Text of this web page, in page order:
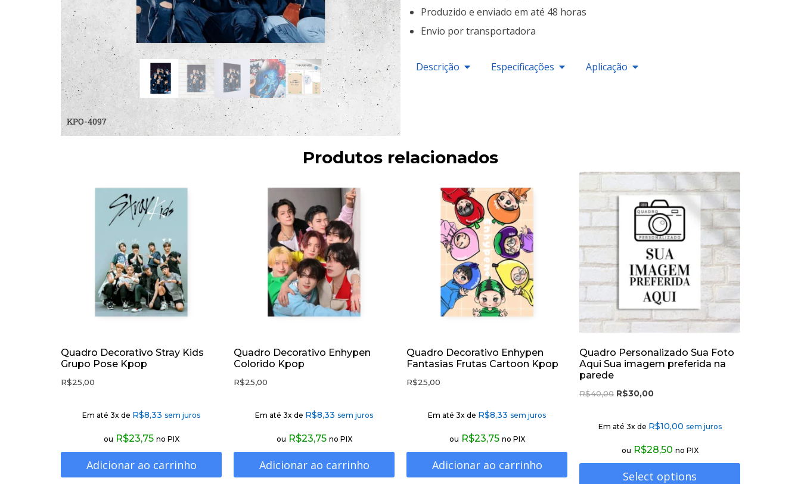
KPO-4097
Produzido e enviado em até 48 horas
Envio por transportadora
Descrição Especificações Aplicação
Produtos relacionados
Quadro Decorativo Stray Kids
Grupo Pose Kpop
R$25,00
Em até 3x de R$8,33 sem juros
ou R$23,75 no PIX
Adicionar ao carrinho
Quadro Decorativo Enhypen
Colorido Kpop
R$25,00
Em até 3x de R$8,33 sem juros
ou R$23,75 no PIX
Adicionar ao carrinho
Quadro Decorativo Enhypen
Fantasias Frutas Cartoon Kpop
R$25,00
Em até 3x de R$8,33 sem juros
ou R$23,75 no PIX
Adicionar ao carrinho
Quadro Personalizado Sua Foto
Aqui Sua imagem preferida na
parede
R$40,00 R$30,00
Em até 3x de R$10,00 sem juros
ou R$28,50 no PIX
Select options